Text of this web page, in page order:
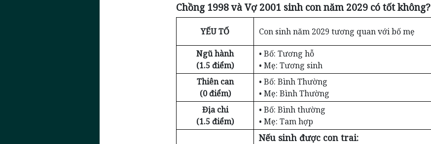
Chồng 1998 và Vợ 2001 sinh con năm 2029 có tốt không?
YẾU TỐ Con sinh năm 2029 tương quan với bố mẹ
Ngũ hành
(1.5 điểm)
• Bố: Tương hỗ
• Mẹ: Tương sinh
Thiên can
(0 điểm)
• Bố: Bình Thường
• Mẹ: Bình Thường
Địa chi
(1.5 điểm)
• Bố: Bình thường
• Mẹ: Tam hợp
Nếu sinh được con trai: